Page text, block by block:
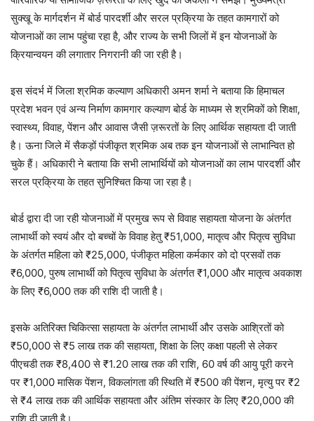
सुक्खू के मार्गदर्शन में बोर्ड पारदर्शी और सरल प्रक्रिया के तहत कामगारों को
योजनाओं का लाभ पहुंचा रहा है, और राज्य के सभी जिलों में इन योजनाओं के
क्रियान्वयन की लगातार निगरानी की जा रही है।
इस संदर्भ में जिला श्रमिक कल्याण अधिकारी अमन शर्मा ने बताया कि हिमाचल
प्रदेश भवन एवं अन्य निर्माण कामगार कल्याण बोर्ड के माध्यम से श्रमिकों को शिक्षा,
स्वास्थ्य, विवाह, पेंशन और आवास जैसी ज़रूरतों के लिए आर्थिक सहायता दी जाती
है। ऊना जिले में सैकड़ों पंजीकृत श्रमिक अब तक इन योजनाओं से लाभान्वित हो
चुके हैं। अधिकारी ने बताया कि सभी लाभार्थियों को योजनाओं का लाभ पारदर्शी और
सरल प्रक्रिया के तहत सुनिश्चित किया जा रहा है।
बोर्ड द्वारा दी जा रही योजनाओं में प्रमुख रूप से विवाह सहायता योजना के अंतर्गत
लाभार्थी को स्वयं और दो बच्चों के विवाह हेतु ₹51,000, मातृत्व और पितृत्व सुविधा
के अंतर्गत महिला को ₹25,000, पंजीकृत महिला कर्मकार को दो प्रसवों तक
₹6,000, पुरुष लाभार्थी को पितृत्व सुविधा के अंतर्गत ₹1,000 और मातृत्व अवकाश
के लिए ₹6,000 तक की राशि दी जाती है।
इसके अतिरिक्त चिकित्सा सहायता के अंतर्गत लाभार्थी और उसके आश्रितों को
₹50,000 से ₹5 लाख तक की सहायता, शिक्षा के लिए कक्षा पहली से लेकर
पीएचडी तक ₹8,400 से ₹1.20 लाख तक की राशि, 60 वर्ष की आयु पूरी करने
पर ₹1,000 मासिक पेंशन, विकलांगता की स्थिति में ₹500 की पेंशन, मृत्यु पर ₹2
से ₹4 लाख तक की आर्थिक सहायता और अंतिम संस्कार के लिए ₹20,000 की